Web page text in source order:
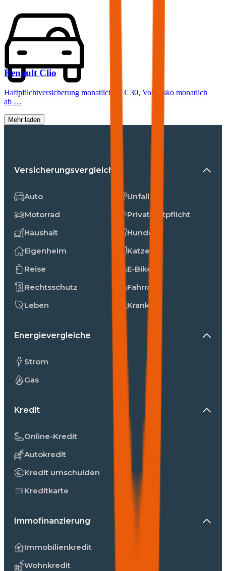
Renault Clio
Haftpflichtversicherung monatlich ab € 30, Vollkasko monatlich
ab …
Mehr laden
Versicherungsvergleiche
Auto
Motorrad
Haushalt
Eigenheim
Reise
Rechtsschutz
Leben
Unfall
Privathaftpflicht
Hunde
Katzen
E-Bike
Fahrrad
Kranken
Energievergleiche
Strom
Gas
Kredit
Online-Kredit
Autokredit
Kredit umschulden
Kreditkarte
Immofinanzierung
Immobilienkredit
Wohnkredit